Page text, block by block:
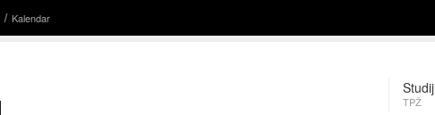
Kalendar
Studij
TPŽ